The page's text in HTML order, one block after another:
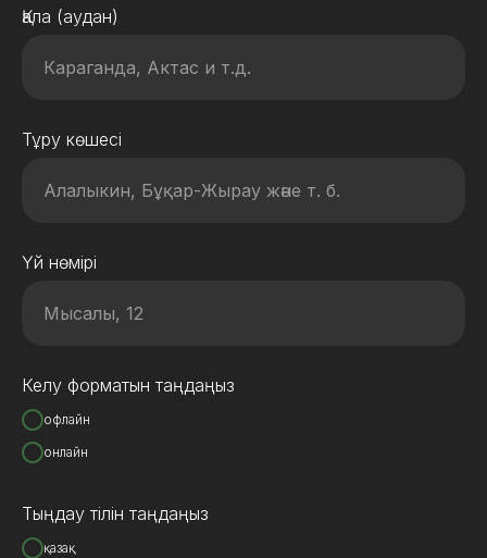
Қала (аудан)
Тұру көшесі
Үй нөмірі
Келу форматын таңдаңыз
офлайн
онлайн
Тыңдау тілін таңдаңыз
қазақ